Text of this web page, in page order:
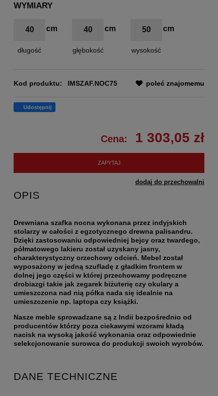
WYMIARY
40
długość
40
głębokość
50
wysokość
Kod produktu: IMSZAF.NOC75 poleć znajomemu
Udostępnij
Cena: 1 303,05 zł
ZAPYTAJ
dodaj do przechowalni
OPIS
Drewniana szafka nocna wykonana przez indyjskich
stolarzy w całości z egzotycznego drewna palisandru.
Dzięki zastosowaniu odpowiedniej bejcy oraz twardego,
półmatowego lakieru został uzyskany jasny,
charakterystyczny orzechowy odcień. Mebel został
wyposażony w jedną szufladę z gładkim frontem w
dolnej jego części w której przechowamy podręczne
drobiazgi takie jak zegarek biżuterię czy okulary a
umieszczona nad nią półka nada się idealnie na
umieszczenie np. laptopa czy książki.
Nasze meble sprowadzane są z Indii bezpośrednio od
producentów którzy poza ciekawymi wzorami kładą
nacisk na wysoką jakość wykonania oraz odpowiednie
selekcjonowanie surowca do produkcji swoich wyrobów.
DANE TECHNICZNE